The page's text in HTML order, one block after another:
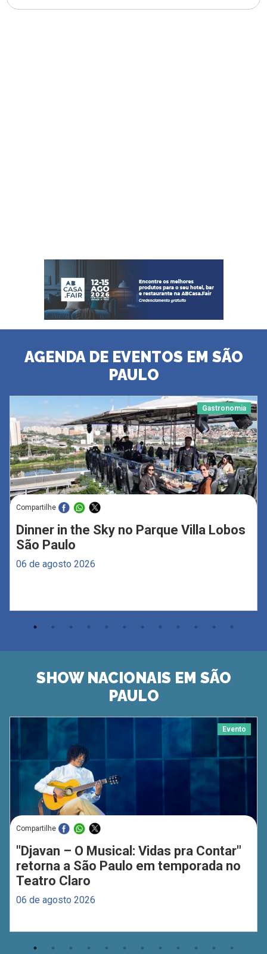
AGENDA DE EVENTOS EM SÃO
PAULO
Gastronomia
Compartilhe
Dinner in the Sky no Parque Villa Lobos
São Paulo
06 de agosto 2026
SHOW NACIONAIS EM SÃO
PAULO
Evento
Compartilhe
"Djavan – O Musical: Vidas pra Contar"
retorna a São Paulo em temporada no
Teatro Claro
06 de agosto 2026